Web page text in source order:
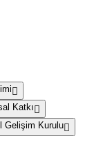
Katkı
Gelişim Kurulu